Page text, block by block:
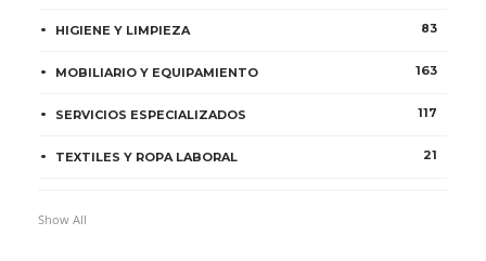
HIGIENE Y LIMPIEZA 83
MOBILIARIO Y EQUIPAMIENTO 163
SERVICIOS ESPECIALIZADOS 117
TEXTILES Y ROPA LABORAL 21
Show All